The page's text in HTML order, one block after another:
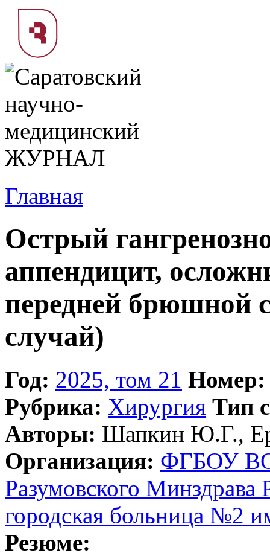
Главная
Острый
аппендицит,
передней брюшной
случай)
Год: 2025, том 21 Номер:
Рубрика: Хирургия Тип
Авторы: Шапкин Ю.Г.,
Организация: ФГБОУ
Разумовского Минздрава
городская больница №2
Резюме: